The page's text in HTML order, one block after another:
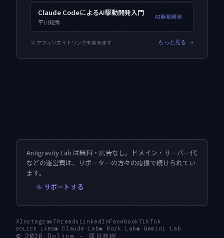
Claude CodeによるAI駆動開発入門
平川知秀
AI駆動開発
※ アフィリエイトリンクを含みます もっと見る →
Antigravity Lab は無料・広告なし。ドメイン・サーバー代
などの運営費は、サポーターの方々の応援で続けられてい
ます。
☕ サポートする
XInstagram Threads LinkedInFacebook TikTok
DOLICE LABS◉ Claude Lab◉ Rork Lab◉ Gemini Lab